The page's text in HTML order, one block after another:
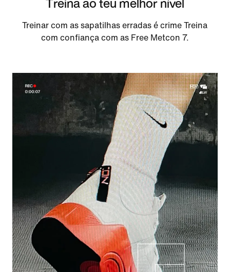
Treinar com as sapatilhas erradas é crime Treina
com confiança com as Free Metcon 7.